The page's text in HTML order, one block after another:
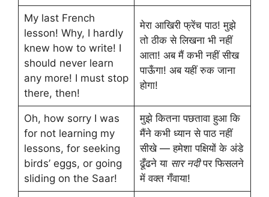
My last French
lesson! Why, I hardly
knew how to write! I
should never learn
any more! I must stop
there, then!
मेरा आखिरी फ्रेंच पाठ! मुझे
तो ठीक से लिखना भी नहीं
आता! अब मैं कभी नहीं सीख
पाऊँगा! अब यहीं रुक जाना
होगा!
Oh, how sorry I was
for not learning my
lessons, for seeking
birds’ eggs, or going
sliding on the Saar!
मुझे कितना पछतावा हुआ कि
मैंने कभी ध्यान से पाठ नहीं
सीखे — हमेशा पक्षियों के अंडे
ढूँढने या सार नदीपर फिसलने
में वक्त गँवाया!